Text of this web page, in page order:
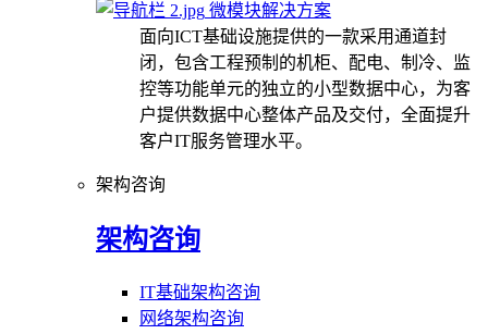
微模块解决方案
面向ICT基础设施提供的一款采用通道封
闭，包含工程预制的机柜、配电、制冷、监
控等功能单元的独立的小型数据中心，为客
户提供数据中心整体产品及交付，全面提升
客户IT服务管理水平。
架构咨询
架构咨询
IT基础架构咨询
网络架构咨询